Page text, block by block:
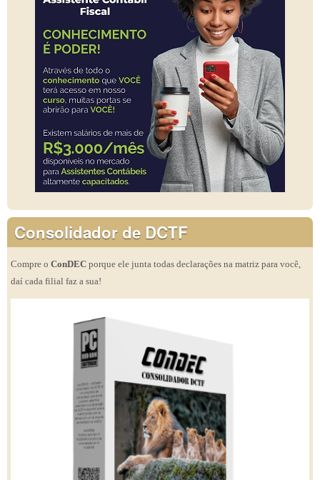
Consolidador de DCTF
Compre o ConDEC porque ele junta todas declarações na matriz para você,
daí cada filial faz a sua!